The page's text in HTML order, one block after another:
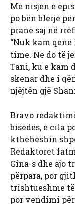
Me nisjen e
po bën blerje
pranë saj në
“Nuk kam
time. Ne do të
Tani, ku e kam
skenar dhe i
njëjtën gjë
Bravo
bisedës, e cila
ktheheshin
Redaktorët
Gina-s dhe ajo
përpara, por
trishtueshme
por vendimi